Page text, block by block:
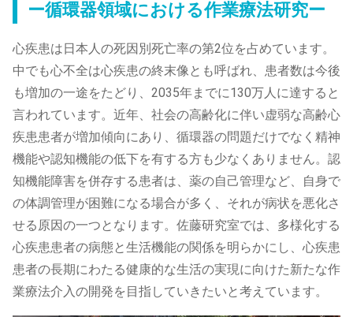
ー循環器領域における作業療法研究ー
心疾患は日本人の死因別死亡率の第2位を占めています。
中でも心不全は心疾患の終末像とも呼ばれ、患者数は今後
も増加の一途をたどり、2035年までに130万人に達すると
言われています。近年、社会の高齢化に伴い虚弱な高齢心
疾患患者が増加傾向にあり、循環器の問題だけでなく精神
機能や認知機能の低下を有する方も少なくありません。認
知機能障害を併存する患者は、薬の自己管理など、自身で
の体調管理が困難になる場合が多く、それが病状を悪化さ
せる原因の一つとなります。佐藤研究室では、多様化する
心疾患患者の病態と生活機能の関係を明らかにし、心疾患
患者の長期にわたる健康的な生活の実現に向けた新たな作
業療法介入の開発を目指していきたいと考えています。